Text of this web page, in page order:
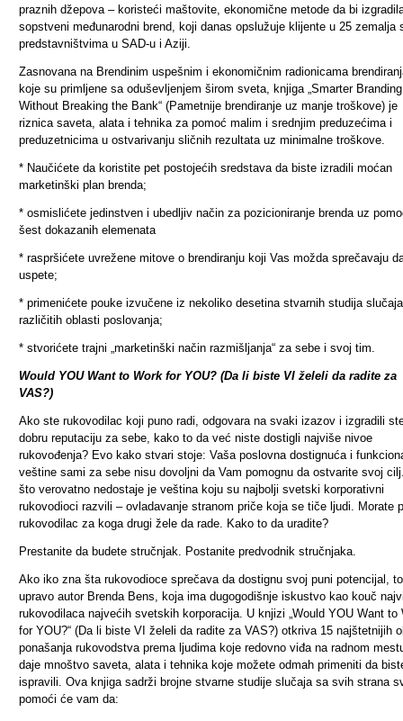
praznih džepova –koristeći maštovite, ekonomične metode da bi
sopstveni međunarodni brend, koji danas opslužuje klijente u 25 zemalja
predstavništvima u SAD-u i Aziji.
Zasnovana na Brendinim uspešnim i ekonomičnim radionicama
koje su primljene sa oduševljenjem širom sveta, knjiga „Smarter Branding
Without Breaking the Bank“ (Pametnije brendiranje uz manje troškove) je
riznica saveta, alata i tehnika za pomoć malim i srednjim preduzećima i
preduzetnicima u ostvarivanju sličnih rezultata uz minimalne troškove.
* Naučićete da koristite pet postojećih sredstava da biste izradili moćan
marketinški plan brenda;
* osmislićete jedinstven i ubedljiv način za pozicioniranje brenda uz
šest dokazanih elemenata
* raspršićete uvrežene mitove o brendiranju koji Vas možda sprečavaju
uspete;
* primenićete pouke izvučene iz nekoliko desetina stvarnih studija
različitih oblasti poslovanja;
* stvorićete trajni „marketinški način razmišljanja“ za sebe i svoj tim.
Would YOU Want to Work for YOU? (Da li biste VI želeli da radite za
VAS?)
Ako ste rukovodilac koji puno radi, odgovara na svaki izazov i izgradili
dobru reputaciju za sebe, kako to da već niste dostigli najviše nivoe
rukovođenja? Evo kako stvari stoje: Vaša poslovna dostignuća i
veštine sami za sebe nisu dovoljni da Vam pomognu da ostvarite svoj
što verovatno nedostaje je veština koju su najbolji svetski korporativni
rukovodioci razvili –ovladavanje stranom priče koja se tiče ljudi. Morate
rukovodilac za koga drugi žele da rade. Kako to da uradite?
Prestanite da budete stručnjak. Postanite predvodnik stručnjaka.
Ako iko zna šta rukovodioce sprečava da dostignu svoj puni potencijal,
upravo autor Brenda Bens, koja ima dugogodišnje iskustvo kao kouč
rukovodilaca najvećih svetskih korporacija. U knjizi „Would YOU Want to
for YOU?“ (Da li biste VI želeli da radite za VAS?) otkriva 15 najštetnijih
ponašanja rukovodstva prema ljudima koje redovno viđa na radnom
daje mnoštvo saveta, alata i tehnika koje možete odmah primeniti da
ispravili. Ova knjiga sadrži brojne stvarne studije slučaja sa svih strana
pomoći će vam da: